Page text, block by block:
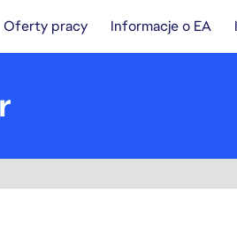
Oferty pracy Informacje o EA